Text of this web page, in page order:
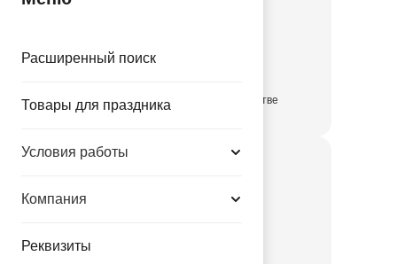
Расширенный поиск
Товары для праздника
Условия работы
Компания
Реквизиты
в достаточном количестве